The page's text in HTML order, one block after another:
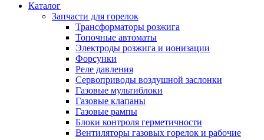
Каталог
Запчасти для горелок
Трансформаторы розжига
Топочные автоматы
Электроды розжига и ионизации
Форсунки
Реле давления
Сервоприводы воздушной заслонки
Газовые мультиблоки
Газовые клапаны
Газовые рампы
Блоки контроля герметичности
Вентиляторы газовых горелок и рабочие